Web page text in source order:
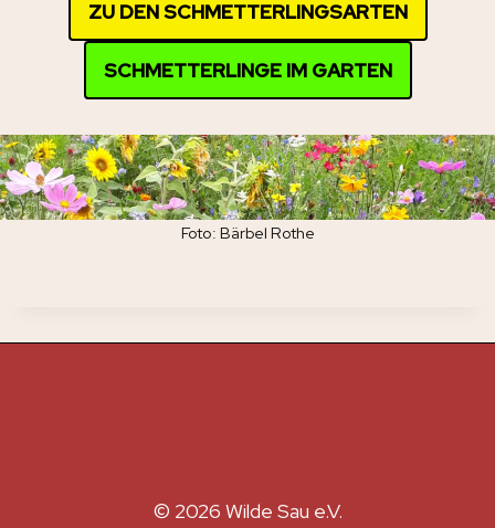
ZU DEN SCHMETTERLINGSARTEN
SCHMETTERLINGE IM GARTEN
Foto: Bärbel Rothe
© 2026 Wilde Sau e.V.